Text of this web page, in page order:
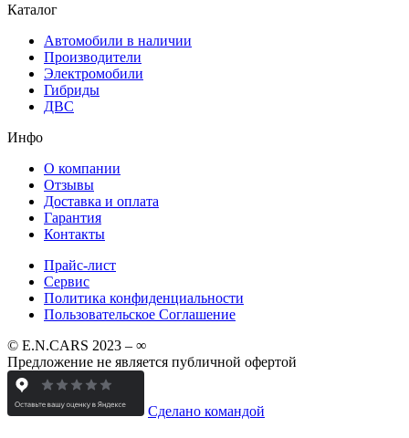
Каталог
Автомобили в наличии
Производители
Электромобили
Гибриды
ДВС
Инфо
О компании
Отзывы
Доставка и оплата
Гарантия
Контакты
Прайс-лист
Сервис
Политика конфиденциальности
Пользовательское Соглашение
© E.N.CARS 2023 – ∞
Предложение не является публичной офертой
Сделано командой